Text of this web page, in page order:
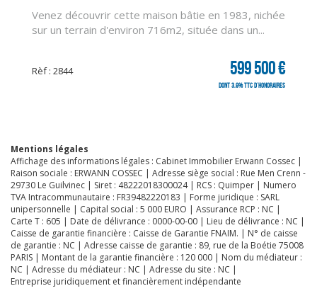
CLIQUER ICI POUR AGRANDIR
Venez découvrir cette maison bâtie en 1983, nichée
sur un terrain d'environ 716m2, située dans un...
Rèf : 2844 599 500 €
dont 3.9% TTC d'honoraires
Mentions légales
Affichage des informations légales : Cabinet Immobilier Erwann Cossec |
Raison sociale : ERWANN COSSEC | Adresse siège social : Rue Men Crenn -
29730 Le Guilvinec | Siret : 48222018300024 | RCS : Quimper | Numero
TVA Intracommunautaire : FR39482220183 | Forme juridique : SARL
unipersonnelle | Capital social : 5 000 EURO | Assurance RCP : NC |
Carte T : 605 | Date de délivrance : 0000-00-00 | Lieu de délivrance : NC |
Caisse de garantie financière : Caisse de Garantie FNAIM. | N° de caisse
de garantie : NC | Adresse caisse de garantie : 89, rue de la Boétie 75008
PARIS | Montant de la garantie financière : 120 000 | Nom du médiateur :
NC | Adresse du médiateur : NC | Adresse du site : NC |
Entreprise juridiquement et financièrement indépendante